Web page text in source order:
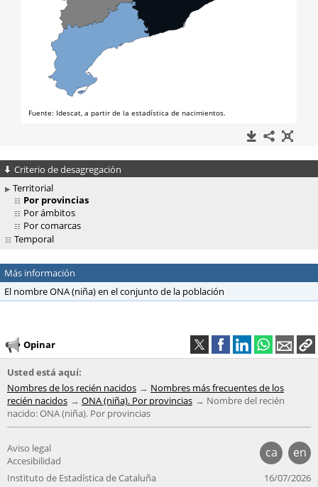
Criterio de desagregación
Territorial
Por provincias
Por ámbitos
Por comarcas
Temporal
Más información
El nombre ONA (niña) en el conjunto de la población
Opinar
Usted está aquí:
Nombres de los recién nacidos
Nombres más frecuentes de los
recién nacidos
ONA (niña). Por provincias
Nombre del recién
nacido: ONA (niña). Por provincias
ca en
Aviso legal
Accesibilidad
Instituto de Estadística de Cataluña
16/07/2026